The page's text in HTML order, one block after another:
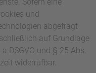
und
abgefragt
auf Grundlage
DSGVO und § 25 Abs.
widerrufbar.